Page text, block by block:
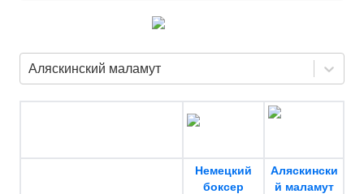
Аляскинский маламут
Немецкий
боксер
Аляскински
й маламут